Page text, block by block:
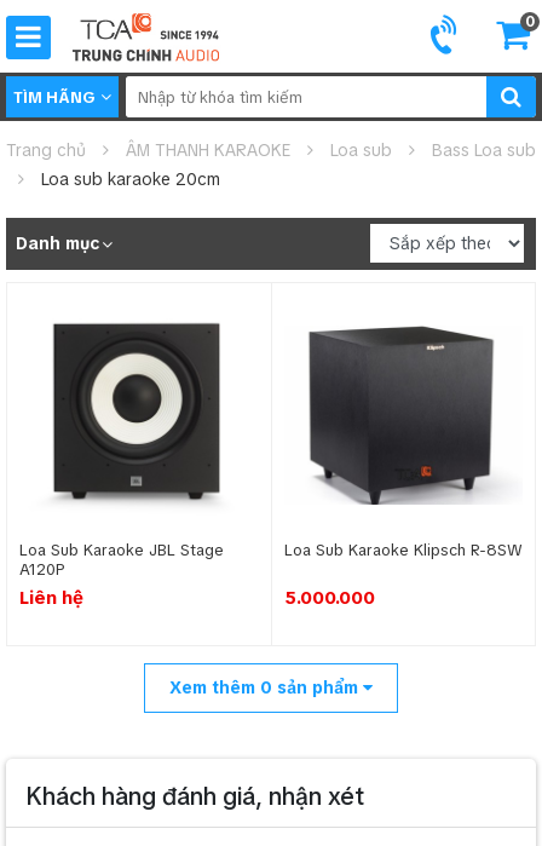
0
TÌM HÃNG
Trang chủ ÂM THANH KARAOKE Loa sub
Bass Loa sub
Loa sub karaoke 20cm
Danh mục
Loa Sub Karaoke JBL Stage
A120P
Liên hệ
Loa Sub Karaoke Klipsch R-8SW
5.000.000
Xem thêm 0 sản phẩm
Khách hàng đánh giá, nhận xét